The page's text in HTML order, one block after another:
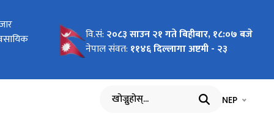
To
of
सूचना
वि.सं: २०८३ साउन २१ गते बिहीबार, १८:०७ बजे
नेपाल संवत: ११४६ दिल्लागा अष्टमी - २३
खोज्नुहोस् भाषा चयन
NEP